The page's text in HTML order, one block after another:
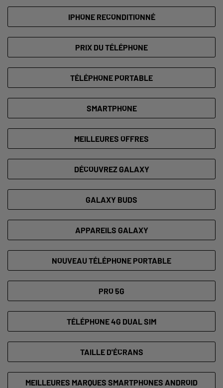
IPHONE RECONDITIONNÉ
PRIX DU TÉLÉPHONE
TÉLÉPHONE PORTABLE
SMARTPHONE
MEILLEURES OFFRES
DÉCOUVREZ GALAXY
GALAXY BUDS
APPAREILS GALAXY
NOUVEAU TÉLÉPHONE PORTABLE
PRO 5G
TÉLÉPHONE 4G DUAL SIM
TAILLE D'ÉCRANS
MEILLEURES MARQUES SMARTPHONES ANDROID